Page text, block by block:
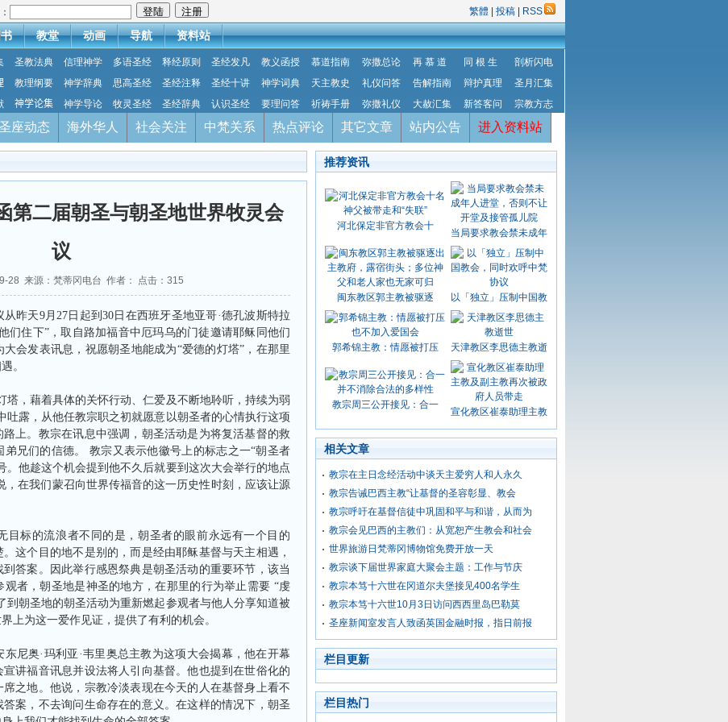
繁體 投稿 RSS
教堂 动画 导航 资料站
圣教法典 信理神学 多语圣经 释经原则 圣经发凡 教义函授 慕道指南 弥撒总论 再 慕 道 同 根 生
剖析闪电
教理纲要 神学辞典 思高圣经 圣经注释 圣经十讲 神学词典 天主教史 礼仪问答 告解指南 辩护真理
圣月汇集
神学论集 神学导论 牧灵圣经 圣经辞典 认识圣经 要理问答 祈祷手册 弥撒礼仪 大赦汇集 新答客问 宗教方志
圣座动态 海外华人 社会关注 中梵关系 热点评论 其它文章 站内公告 进入资料站
第二届朝圣与朝圣地世界牧灵会
议
28 来源：梵蒂冈电台 作者： 点击： 315
从昨天9月 27 日起到 30 日在西班牙圣地亚哥·德孔波斯特拉
们住下”，取自路加福音中厄玛乌的门徒邀请耶稣同他们
会发表讯息，祝愿朝圣地能成为“爱德的灯塔” ，在那里
。
塔，藉着具体的关怀行动、仁爱及不断地聆听，持续为弱
吐露，从他任教宗职之初就愿意以朝圣者的心情执行这项
上。教宗在讯息中强调，朝圣活动是为将复活基督的救
兄们的信德。
教宗又表示他徽号上的标志之一“朝圣者
。他趁这个机会提到他不久后就要到这次大会举行的地点
，在我们蒙召向世界传福音的这一历史性时刻，应该让源
目标的流浪者不同的是，朝圣者的眼前永远有一个目的
这个目的地不是别的，而是经由耶稣基督与天主相遇，
答案。因此举行感恩祭典是朝圣活动的重要环节，该当
者，朝圣地是神圣的地方，在那里的行为举止需要 “虔
到朝圣地的朝圣活动为重新燃起参观者与他人分享知道被
上为这一爱作见证，提供了有利的机会。
东尼奥· 玛利亚 ·韦里奥总主教为这项大会揭幕，他在开幕
讲福音讯息并设法将人引向基督。他也提到在世俗化的
之地。他说，宗教冷淡表现在今天的人在基督身上看不
案，不去询问生命存在的意义。在这样的情况下，朝圣
推荐资讯
河北保定非官方教会十
当局要求教会禁未成年
闽东教区郭主教被驱逐 以「独立」压制中国教
郭希锦主教：情愿被打压 天津教区李思德主教逝
教宗周三公开接见：合一
宣化教区崔泰助理主教
相关文章
教宗在主日念经活动中谈天主爱穷人和人永久
教宗告诫巴西主教“让基督的圣容彰显、教会
教宗呼吁在基督信徒中巩固和平与和谐，从而为
教宗会见巴西的主教们：从宽恕产生教会和社会
世界旅游日梵蒂冈博物馆免费开放一天
教宗谈下届世界家庭大聚会主题：工作与节庆
教宗本笃十六世在冈道尔夫堡接见400名学生
教宗本笃十六世10月3日访问西西里岛巴勒莫
圣座新闻室发言人致函英国金融时报，指日前报
栏目更新
栏目热门